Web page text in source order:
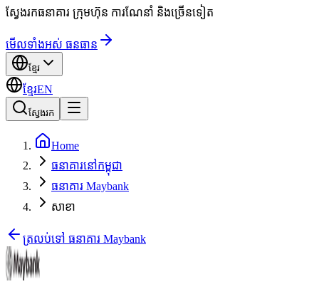
ស្វែងរកធនាគារ ក្រុមហ៊ុន ការណែនាំ និងច្រើនទៀត
មើលទាំងអស់ ធនធាន
ខ្មែរ
ខ្មែរEN
ស្វែងរក
Home
ធនាគារនៅកម្ពុជា
ធនាគារ Maybank
សាខា
ត្រលប់ទៅ ធនាគារ Maybank